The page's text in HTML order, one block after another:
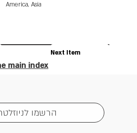
Next Item
America, Asia
main index
הרשמו